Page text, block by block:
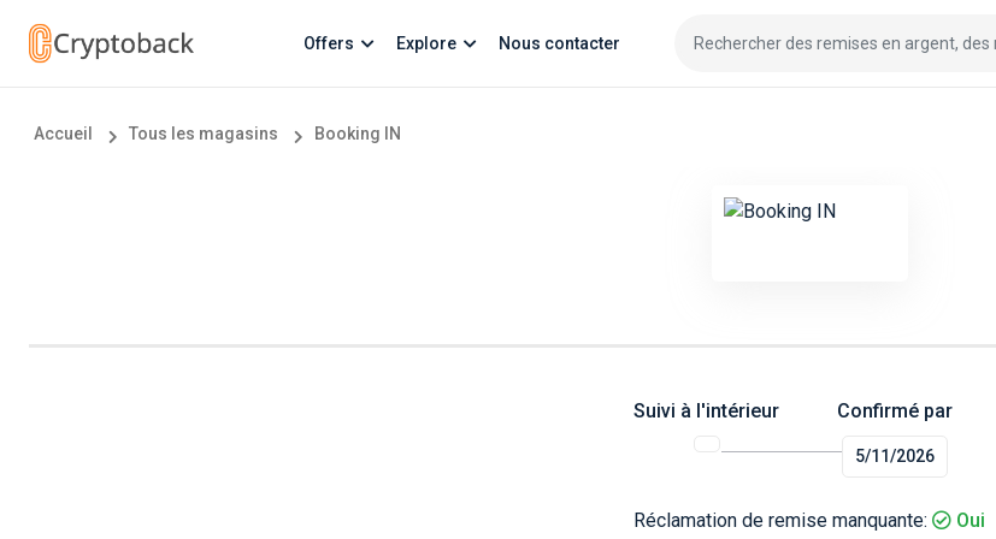
Offers Explore Nous contacter
Accueil Tous les magasins Booking IN
Suivi à l'intérieur Confirmé par
5/11/2026
Réclamation de remise manquante: Oui